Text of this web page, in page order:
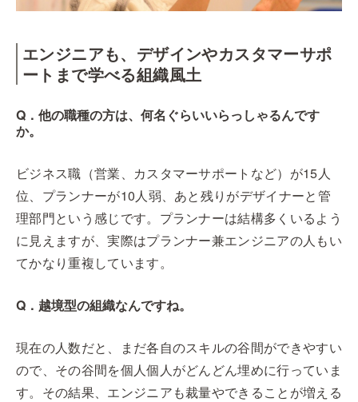
エンジニアも、デザインやカスタマーサポ
ートまで学べる組織風土
Q．他の職種の方は、何名ぐらいいらっしゃるんです
か。
ビジネス職（営業、カスタマーサポートなど）が15人
位、プランナーが10人弱、あと残りがデザイナーと管
理部門という感じです。プランナーは結構多くいるよう
に見えますが、実際はプランナー兼エンジニアの人もい
てかなり重複しています。
Q．越境型の組織なんですね。
現在の人数だと、まだ各自のスキルの谷間ができやすい
ので、その谷間を個人個人がどんどん埋めに行っていま
す。その結果、エンジニアも裁量やできることが増える